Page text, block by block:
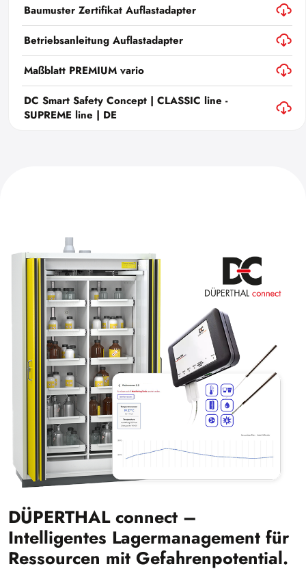
Baumuster Zertifikat Auflastadapter
Betriebsanleitung Auflastadapter
Maßblatt PREMIUM vario
DC Smart Safety Concept | CLASSIC line -
SUPREME line | DE
DÜPERTHAL connect –
Intelligentes Lagermanagement für
Ressourcen mit Gefahrenpotential.